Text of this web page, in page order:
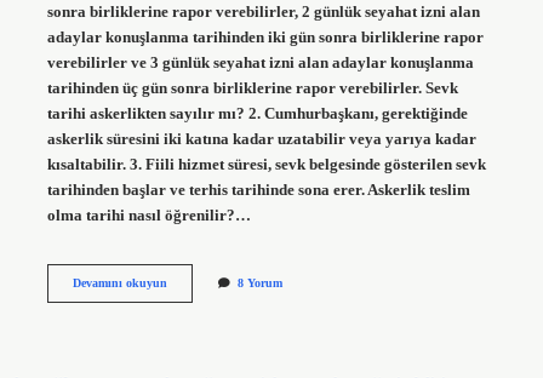
sonra birliklerine rapor verebilirler, 2 günlük seyahat izni alan
adaylar konuşlanma tarihinden iki gün sonra birliklerine rapor
verebilirler ve 3 günlük seyahat izni alan adaylar konuşlanma
tarihinden üç gün sonra birliklerine rapor verebilirler. Sevk
tarihi askerlikten sayılır mı? 2. Cumhurbaşkanı, gerektiğinde
askerlik süresini iki katına kadar uzatabilir veya yarıya kadar
kısaltabilir. 3. Fiili hizmet süresi, sevk belgesinde gösterilen sevk
tarihinden başlar ve terhis tarihinde sona erer. Askerlik teslim
olma tarihi nasıl öğrenilir?…
Devamını okuyunSevk
8 Yorum